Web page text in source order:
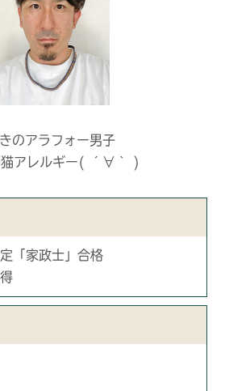
のアラフォー男子
猫アレルギー( ´∀｀ )
「家政士」合格